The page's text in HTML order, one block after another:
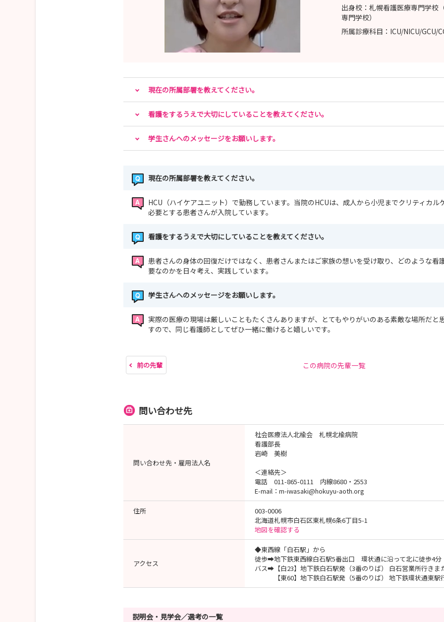
社会医療法人北楡会 札幌北楡病院看護部
電話：011-865-0111（内線8680、2554）
出身校： 札幌看護医療専門学校
専門学校）
所属診療科目： ICU/NICU/GCU/
現在の所属部署を教えてください。
看護をするうえで大切にしていることを教えてください。
学生さんへのメッセージをお願いします。
現在の所属部署を教えてください。
HCU（ハイケアユニット）で勤務しています。当院のHCUは、成人から小児までクリティカル
必要とする患者さんが入院しています。
看護をするうえで大切にしていることを教えてください。
患者さんの身体の回復だけではなく、患者さんまたはご家族の想いを受け取り、どのような看
要なのかを日々考え、実践しています。
学生さんへのメッセージをお願いします。
実際の医療の現場は厳しいこともたくさんありますが、とてもやりがいのある素敵な場所だと
すので、同じ看護師としてぜひ一緒に働けると嬉しいです。
前の先輩 この病院の先輩一覧
問い合わせ先
問い合わせ先・雇用法人名
社会医療法人北楡会 札幌北楡病院
看護部長
岩崎 美樹
＜連絡先＞
電話 011-865-0111 内線8680・2553
E-mail：m-iwasaki@hokuyu-aoth.org
住所
003-0006
北海道札幌市白石区東札幌6条6丁目5-1
地図を確認する
アクセス
◆東西線「白石駅」から
徒歩➡地下鉄東西線白石駅5番出口 環状通に沿って北に徒歩4分
バス➡【白23】地下鉄白石駅発（3番のりば） 白石営業所行き
【東60】地下鉄白石駅発（5番のりば） 地下鉄環状通東駅
説明会・見学会／選考の一覧